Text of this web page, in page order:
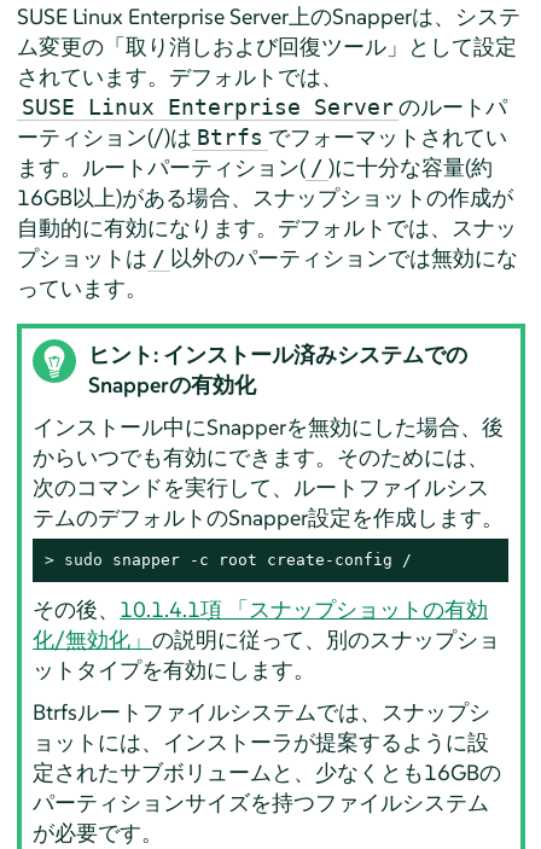
SUSE Linux Enterprise Server上のSnapperは、システ
ム変更の「取り消しおよび回復ツール」として設定
されています。デフォルトでは、
SUSE Linux Enterprise Server のルートパ
ーティション(/)は Btrfs でフォーマットされてい
ます。ルートパーティション( / )に十分な容量(約
16GB以上)がある場合、スナップショットの作成が
自動的に有効になります。デフォルトでは、スナッ
プショットは / 以外のパーティションでは無効にな
っています。
ヒント: インストール済みシステムでの
Snapperの有効化
インストール中にSnapperを無効にした場合、後
からいつでも有効にできます。そのためには、
次のコマンドを実行して、ルートファイルシス
テムのデフォルトのSnapper設定を作成します。
> sudo snapper -c root create-config /
その後、 10.1.4.1項 「スナップショットの有効
化/無効化」の説明に従って、別のスナップショ
ットタイプを有効にします。
Btrfsルートファイルシステムでは、スナップシ
ョットには、インストーラが提案するように設
定されたサブボリュームと、少なくとも16GBの
パーティションサイズを持つファイルシステム
が必要です。